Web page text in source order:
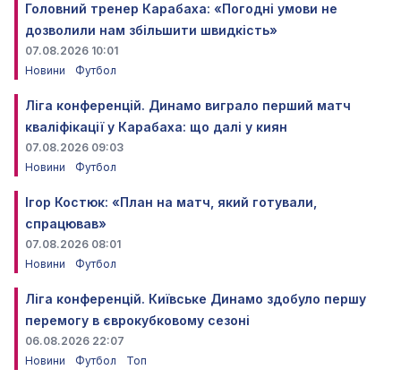
Головний тренер Карабаха: «Погодні умови не
дозволили нам збільшити швидкість»
07.08.2026 10:01
Новини
Футбол
Ліга конференцій. Динамо виграло перший матч
кваліфікації у Карабаха: що далі у киян
07.08.2026 09:03
Новини
Футбол
Ігор Костюк: «План на матч, який готували,
спрацював»
07.08.2026 08:01
Новини
Футбол
Ліга конференцій. Київське Динамо здобуло першу
перемогу в єврокубковому сезоні
06.08.2026 22:07
Новини
Футбол Топ